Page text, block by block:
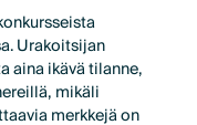
Urakoitsijan
aina ikävä tilanne,
mikäli
merkkejä on